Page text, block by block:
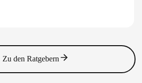
Zu den Ratgebern